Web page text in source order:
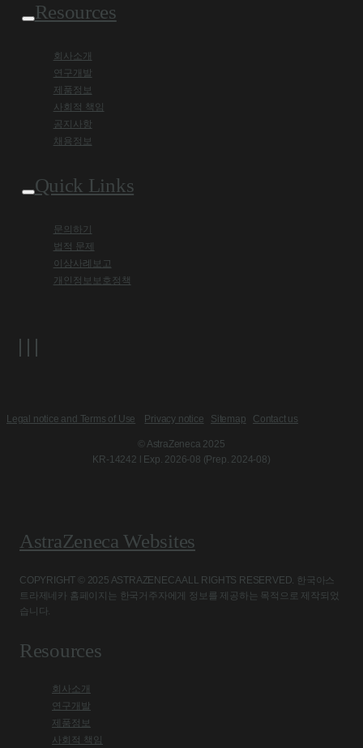
Resources
회사소개
연구개발
제품정보
사회적 책임
공지사항
채용정보
Quick Links
문의하기
법적 문제
이상사례보고
개인정보보호정책
Legal notice and Terms of Use Privacy notice Sitemap Contact us
© AstraZeneca 2025
KR-14242 l Exp. 2026-08 (Prep. 2024-08)
AstraZeneca Websites
COPYRIGHT © 2025 ASTRAZENECA ALL RIGHTS RESERVED. 한국아스
트라제네카 홈페이지는 한국거주자에게 정보를 제공하는 목적으로 제작되었
습니다.
Resources
회사소개
연구개발
제품정보
사회적 책임